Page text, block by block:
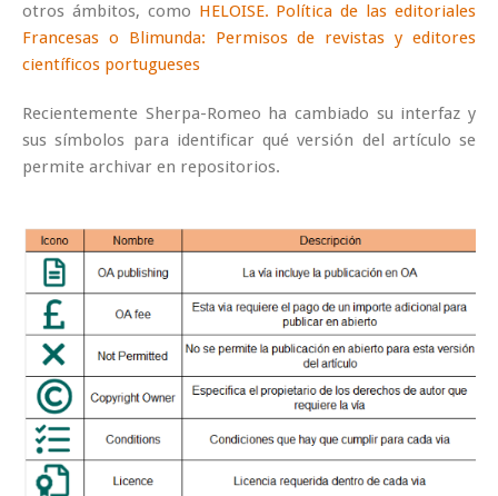
otros ámbitos, como HELOISE. Política de las editoriales
Francesas o
Blimunda: Permisos de revistas y editores
científicos portugueses
Recientemente Sherpa-Romeo ha cambiado su interfaz y
sus símbolos para identificar qué versión del artículo se
permite archivar en repositorios.